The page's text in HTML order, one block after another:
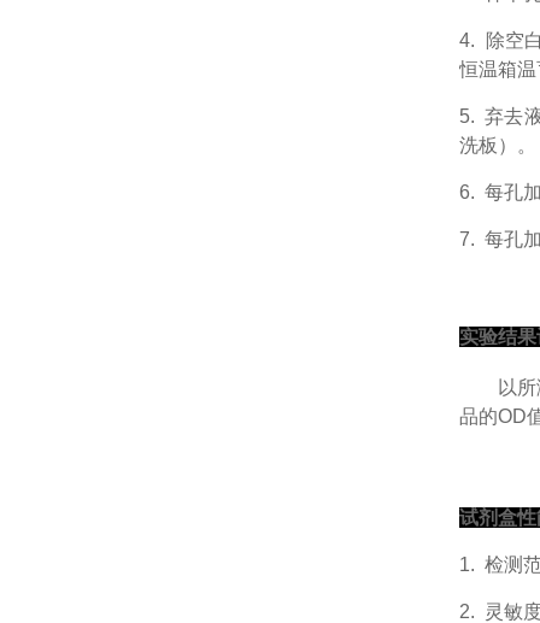
4.
除空
恒温箱温
5. 弃去
洗板）。
6. 每孔
7. 每孔
实验结
以
品的OD
试剂盒性
1. 检测
2. 灵敏